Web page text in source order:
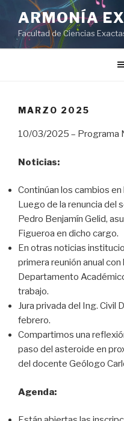
contenido
ARMONÍA
Facultad de Ciencias
MARZO 2025
10/03/2025 – Programa
Noticias:
Continúan los cambios
Luego de la renuncia del
Pedro Benjamín Gelid,
Figueroa en dicho cargo.
En otras noticias
primera reunión anual
Departamento
trabajo.
Jura privada del Ing. Civil
febrero.
Compartimos una
paso del asteroide en
del docente Geólogo
Agenda: